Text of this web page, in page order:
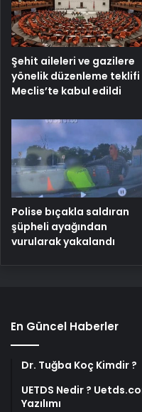
Şehit aileleri ve gazilere
yönelik düzenleme teklifi
Meclis’te kabul edildi
Polise bıçakla saldıran
şüpheli ayağından
vurularak yakalandı
En Güncel Haberler
Dr. Tuğba Koç Kimdir ?
UETDS Nedir ?
Yazılımı